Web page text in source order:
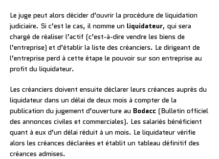
Le juge peut alors décider d’ouvrir la procédure de liquidation
judiciaire. Si c’est le cas, il nomme un liquidateur, qui sera
chargé de réaliser l’actif (c’est-à-dire vendre les biens de
l’entreprise) et d’établir la liste des créanciers. Le dirigeant de
l’entreprise perd à cette étape le pouvoir sur son entreprise au
profit du liquidateur.
Les créanciers doivent ensuite déclarer leurs créances auprès du
liquidateur dans un délai de deux mois à compter de la
publication du jugement d’ouverture au Bodacc (Bulletin officiel
des annonces civiles et commerciales). Les salariés bénéficient
quant à eux d’un délai réduit à un mois. Le liquidateur vérifie
alors les créances déclarées et établit un tableau définitif des
créances admises.